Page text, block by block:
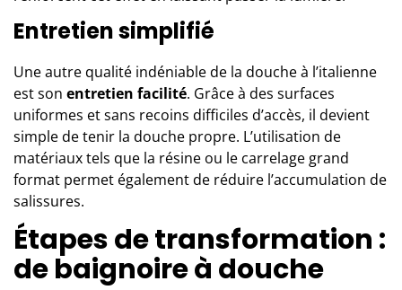
Entretien simplifié
Une autre qualité indéniable de la douche à l’italienne
est son entretien facilité. Grâce à des surfaces
uniformes et sans recoins difficiles d’accès, il devient
simple de tenir la douche propre. L’utilisation de
matériaux tels que la résine ou le carrelage grand
format permet également de réduire l’accumulation de
salissures.
Étapes de transformation :
de baignoire à douche